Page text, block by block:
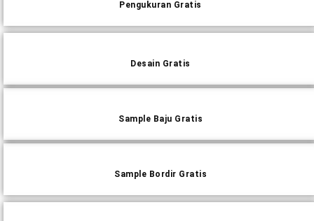
Pengukuran Gratis
Desain Gratis
Sample Baju Gratis
Sample Bordir Gratis